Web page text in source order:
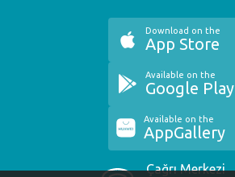
Çağrı Merkezi
Download on the
App Store
Available on the
Google Play
Available on the
AppGallery